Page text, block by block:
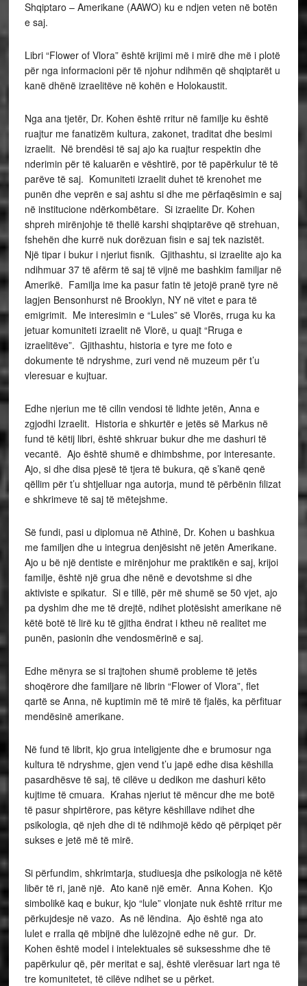
Shqiptaro – Amerikane (AAWO) ku e ndjen veten në botën
e saj.
Libri “Flower of Vlora” është krijimi më i mirë dhe më i plotë
për nga informacioni për të njohur ndihmën që shqiptarët u
kanë dhënë izraelitëve në kohën e Holokaustit.
Nga ana tjetër, Dr. Kohen është rritur në familje ku është
ruajtur me fanatizëm kultura, zakonet, traditat dhe besimi
izraelit. Në brendësi të saj ajo ka ruajtur respektin dhe
nderimin për të kaluarën e vështirë, por të papërkulur të të
parëve të saj. Komuniteti izraelit duhet të krenohet me
punën dhe veprën e saj ashtu si dhe me përfaqësimin e saj
në institucione ndërkombëtare. Si izraelite Dr. Kohen
shpreh mirënjohje të thellë karshi shqiptarëve që strehuan,
fshehën dhe kurrë nuk dorëzuan fisin e saj tek nazistët.
Një tipar i bukur i njeriut fisnik. Gjithashtu, si izraelite ajo ka
ndihmuar 37 të afërm të saj të vijnë me bashkim familjar në
Amerikë. Familja ime ka pasur fatin të jetojë pranë tyre në
lagjen Bensonhurst në Brooklyn, NY në vitet e para të
emigrimit. Me interesimin e “Lules” së Vlorës, rruga ku ka
jetuar komuniteti izraelit në Vlorë, u quajt “Rruga e
izraelitëve”. Gjithashtu, historia e tyre me foto e
dokumente të ndryshme, zuri vend në muzeum për t’u
vleresuar e kujtuar.
Edhe njeriun me të cilin vendosi të lidhte jetën, Anna e
zgjodhi Izraelit. Historia e shkurtër e jetës së Markus në
fund të këtij libri, është shkruar bukur dhe me dashuri të
vecantë. Ajo është shumë e dhimbshme, por interesante.
Ajo, si dhe disa pjesë të tjera të bukura, që s’kanë qenë
qëllim për t’u shtjelluar nga autorja, mund të përbënin filizat
e shkrimeve të saj të mëtejshme.
Së fundi, pasi u diplomua në Athinë, Dr. Kohen u bashkua
me familjen dhe u integrua denjësisht në jetën Amerikane.
Ajo u bë një dentiste e mirënjohur me praktikën e saj, krijoi
familje, është një grua dhe nënë e devotshme si dhe
aktiviste e spikatur. Si e tillë, për më shumë se 50 vjet, ajo
pa dyshim dhe me të drejtë, ndihet plotësisht amerikane në
këtë botë të lirë ku të gjitha ëndrat i ktheu në realitet me
punën, pasionin dhe vendosmërinë e saj.
Edhe mënyra se si trajtohen shumë probleme të jetës
shoqërore dhe familjare në librin “Flower of Vlora”, flet
qartë se Anna, në kuptimin më të mirë të fjalës, ka përfituar
mendësinë amerikane.
Në fund të librit, kjo grua inteligjente dhe e brumosur nga
kultura të ndryshme, gjen vend t’u japë edhe disa këshilla
pasardhësve të saj, të cilëve u dedikon me dashuri këto
kujtime të cmuara. Krahas njeriut të mëncur dhe me botë
të pasur shpirtërore, pas këtyre këshillave ndihet dhe
psikologia, që njeh dhe di të ndihmojë këdo që përpiqet për
sukses e jetë më të mirë.
Si përfundim, shkrimtarja, studiuesja dhe psikologja në këtë
libër të ri, janë një. Ato kanë një emër. Anna Kohen. Kjo
simbolikë kaq e bukur, kjo “lule” vlonjate nuk është rritur me
përkujdesje në vazo. As në lëndina. Ajo është nga ato
lulet e rralla që mbijnë dhe lulëzojnë edhe në gur. Dr.
Kohen është model i intelektuales së suksesshme dhe të
papërkulur që, për meritat e saj, është vlerësuar lart nga të
tre komunitetet, të cilëve ndihet se u përket.